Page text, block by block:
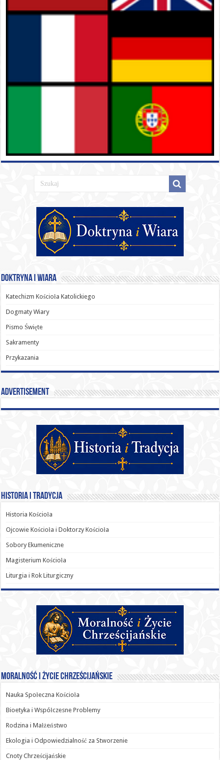
Doktryna i Wiara
Katechizm Kościoła Katolickiego
Dogmaty Wiary
Pismo Święte
Sakramenty
Przykazania
Advertisement
Historia i Tradycja
Historia Kościoła
Ojcowie Kościoła i Doktorzy Kościoła
Sobory Ekumeniczne
Magisterium Kościoła
Liturgia i Rok Liturgiczny
Moralność i Życie Chrześcijańskie
Nauka Społeczna Kościoła
Bioetyka i Współczesne Problemy
Rodzina i Małżeństwo
Ekologia i Odpowiedzialność za Stworzenie
Cnoty Chrześcijańskie